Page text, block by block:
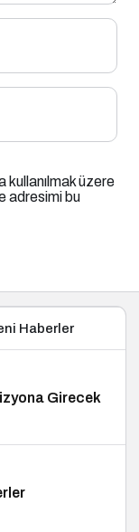
kullanılmak üzere
adresimi bu
Haberler
Girecek